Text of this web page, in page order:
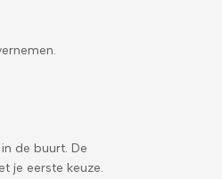
de buurt. De
je eerste keuze.